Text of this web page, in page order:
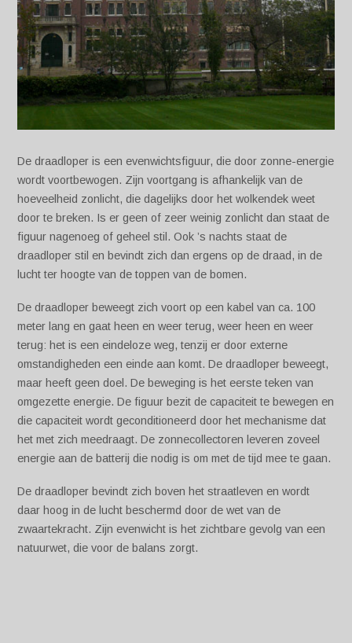
De draadloper is een evenwichtsfiguur, die door zonne-energie
wordt voortbewogen. Zijn voortgang is afhankelijk van de
hoeveelheid zonlicht, die dagelijks door het wolkendek weet
door te breken. Is er geen of zeer weinig zonlicht dan staat de
figuur nagenoeg of geheel stil. Ook ’s nachts staat de
draadloper stil en bevindt zich dan ergens op de draad, in de
lucht ter hoogte van de toppen van de bomen.
De draadloper beweegt zich voort op een kabel van ca. 100
meter lang en gaat heen en weer terug, weer heen en weer
terug: het is een eindeloze weg, tenzij er door externe
omstandigheden een einde aan komt. De draadloper beweegt,
maar heeft geen doel. De beweging is het eerste teken van
omgezette energie. De figuur bezit de capaciteit te bewegen en
die capaciteit wordt geconditioneerd door het mechanisme dat
het met zich meedraagt. De zonnecollectoren leveren zoveel
energie aan de batterij die nodig is om met de tijd mee te gaan.
De draadloper bevindt zich boven het straatleven en wordt
daar hoog in de lucht beschermd door de wet van de
zwaartekracht. Zijn evenwicht is het zichtbare gevolg van een
natuurwet, die voor de balans zorgt.